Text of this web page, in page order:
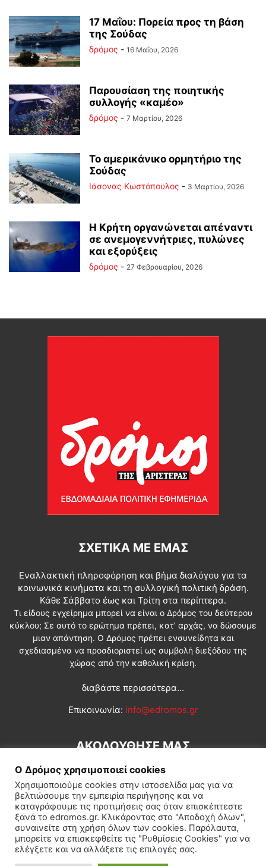
17 Μαΐου: Πορεία προς τη βάση
της Σούδας
δρόμος - 16 Μαΐου, 2026
Παρουσίαση της ποιητικής
συλλογής «καμέο»
δρόμος - 7 Μαρτίου, 2026
Το αμερικάνικο ορμητήριο της
Σούδας
Ιάσονας Κωστόπουλος - 3 Μαρτίου, 2026
Η Κρήτη οργανώνεται απέναντι
σε ανεμογεννήτριες, πυλώνες
και εξορύξεις
δρόμος - 27 Φεβρουαρίου, 2026
ΣΧΕΤΙΚΆ ΜΕ ΕΜΆΣ
Εναλλακτική πληροφόρηση και βήμα διαλόγου για τα
κοινωνικά κινήματα και τη συλλογική πολιτική δράση.
Κάθε Σάββατο έως και Τρίτη στα περίπτερα.
Τι είδους εγχείρημα μπορεί να είναι ο Δρόμος του δεύτερου
κύκλου; Σε αυτό το ερώτημα πρέπει, κατ’ αρχάς, να δώσουμε
μιαν απάντηση. Ο Δρόμος πρέπει ενσυνείδητα και
σχεδιασμένα να προσδιοριστεί ως συμβολή διεξόδου της
χώρας από την καθολική κρίση.
διαβάστε περισσότερα...
Επικοινωνία: info@edromos.gr
ΑΚΟΛΟΥΘΗΣΕ ΜΑΣ
Εγγραφή συνδρομητή Πολιτική Διεθνή Κοινωνία
Πολιτισμός Αφιερώματα
Ο Δρόμος χρησιμοποιεί cookies
Χρησιμοποιούμε cookies στην ιστοσελίδα μας για να
βελτιώσουμε την εμπειρία περιήγησης και να
καταγράφουμε τις προτιμήσεις σας όταν επισκέπτεστε
ξανά το edromos.gr. Κλικάροντας στο "Αποδοχή όλων",
συναινείτε στη χρήση όλων των cookies. Παρόλαυτα,
μπορείτε να επισκεφθείτε τις "Ρυθμίσεις Cookies" για να
ελέγξετε και να αλλάξετε τις επιλογές σας.